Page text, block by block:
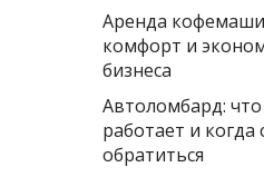
Аренда
комфорт и
бизнеса
Автоломбард: что
работает и когда
обратиться